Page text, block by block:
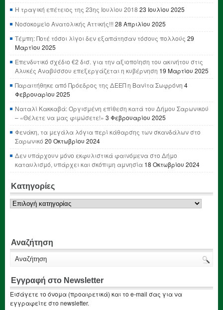
Η τραγική επέτειος της 23ης Ιουλίου 2018 23 Ιουλίου 2025
Νοσοκομείο Ανατολικής Αττικής!!! 28 Απριλίου 2025
Τέμπη: Ποτέ τόσοι λίγοι δεν εξαπάτησαν τόσους πολλούς 29
Μαρτίου 2025
Επενδυτικό σχέδιο €2 δισ. για την αξιοποίηση του ακινήτου στις
Αλυκές Αναβύσσου επεξεργάζεται η κυβέρνηση 19 Μαρτίου 2025
Παραιτήθηκε από Πρόεδρος της ΔΕΕΠ η Βανίτα Σωφρόνη 4
Φεβρουαρίου 2025
Ναταλί Κακκαβά: Οργισμένη επίθεση κατά του Δήμου Σαρωνικού
– «Θέλετε να μας φιμώσετε!» 3 Φεβρουαρίου 2025
Φενάκη, τα μεγάλα λόγια περί κάθαρσης των σκανδάλων στο
Σαρωνικό 20 Οκτωβρίου 2024
Δεν υπάρχουν μόνο εκφυλιστικά φαινόμενα στο Δήμο
καταυλισμό, υπάρχει και σκόπιμη αμνησία 18 Οκτωβρίου 2024
Κατηγορίες
Κατηγορίες
Αναζήτηση
Εγγραφή στο Newsletter
Εισάγετε το όνομα (προαιρετικά) και το e-mail σας για να
εγγραφείτε στο newsletter.